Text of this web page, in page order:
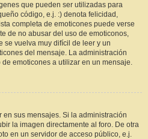
que pueden ser utilizadas para
código, e.j. :) denota felicidad,
completa de emoticones puede verse
de no abusar del uso de emoticonos,
se vuelva muy difícil de leer y un
del mensaje. La administración
emoticones a utilizar en un mensaje.
sus mensajes. Si la administración
la imagen directamente al foro. De otra
en un servidor de acceso público, e.j.